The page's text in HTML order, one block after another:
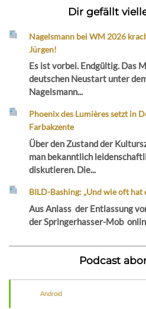
Dir gefällt
Nagelsmann bei WM 2026
Jürgen!
Es ist vorbei. Endgültig. Das
deutschen Neustart unter
Nagelsmann...
Phoenix des Lumières setzt in
Farbakzente
Über den Zustand der
man bekanntlich
diskutieren. Die...
BILD-Bashing: „Und wie oft hat
Aus Anlass der Entlassung
der Springerhasser-Mob
Podcast
Android